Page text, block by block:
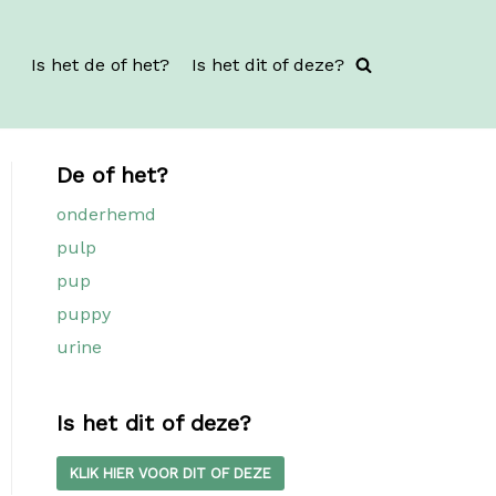
Is het de of het? Is het dit of deze?
De of het?
onderhemd
pulp
pup
puppy
urine
Is het dit of deze?
KLIK HIER VOOR DIT OF DEZE